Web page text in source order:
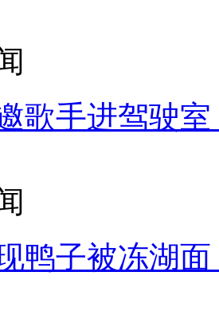
歌手进驾驶
鸭子被冻湖